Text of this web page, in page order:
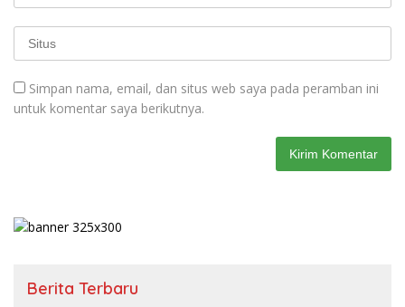
Simpan nama, email, dan situs web saya pada peramban ini
untuk komentar saya berikutnya.
Berita Terbaru